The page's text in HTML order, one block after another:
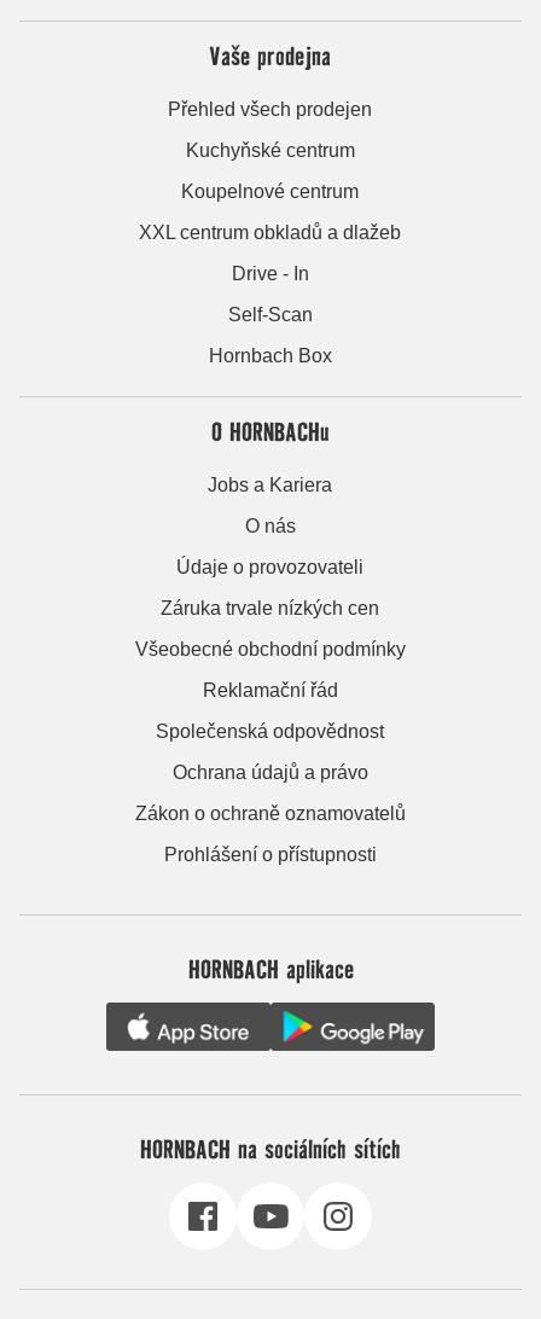
Vaše prodejna
Přehled všech prodejen
Kuchyňské centrum
Koupelnové centrum
XXL centrum obkladů a dlažeb
Drive - In
Self-Scan
Hornbach Box
O HORNBACHu
Jobs a Kariera
O nás
Údaje o provozovateli
Záruka trvale nízkých cen
Všeobecné obchodní podmínky
Reklamační řád
Společenská odpovědnost
Ochrana údajů a právo
Zákon o ochraně oznamovatelů
Prohlášení o přístupnosti
HORNBACH aplikace
HORNBACH na sociálních sítích